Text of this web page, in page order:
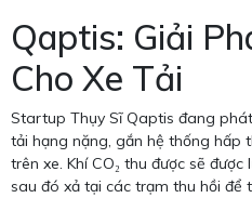
Qaptis: Giải
Cho Xe Tải
Startup Thụy Sĩ Qaptis đang
tải hạng nặng, gắn hệ thống hấp
trên xe. Khí CO₂ thu được sẽ
sau đó xả tại các trạm thu hồi